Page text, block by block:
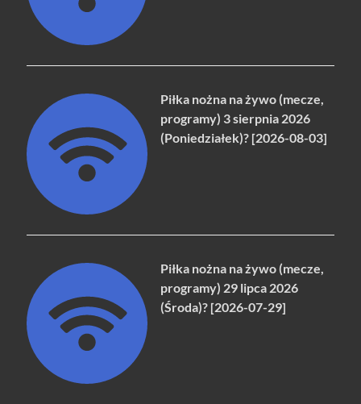
Piłka nożna na żywo (mecze,
programy) 3 sierpnia 2026
(Poniedziałek)? [2026-08-03]
Piłka nożna na żywo (mecze,
programy) 29 lipca 2026
(Środa)? [2026-07-29]